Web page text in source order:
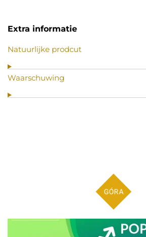
Extra informatie
Natuurlijke prodcut
Waarschuwing
GÓRA